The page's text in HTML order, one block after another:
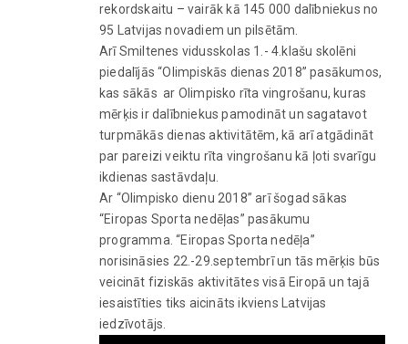
rekordskaitu – vairāk kā 145 000 dalībniekus no
95 Latvijas novadiem un pilsētām.
Arī Smiltenes vidusskolas 1.- 4.klašu skolēni
piedalījās “Olimpiskās dienas 2018” pasākumos,
kas sākās ar Olimpisko rīta vingrošanu, kuras
mērķis ir dalībniekus pamodināt un sagatavot
turpmākās dienas aktivitātēm, kā arī atgādināt
par pareizi veiktu rīta vingrošanu kā ļoti svarīgu
ikdienas sastāvdaļu.
Ar “Olimpisko dienu 2018” arī šogad sākas
“Eiropas Sporta nedēļas” pasākumu
programma. “Eiropas Sporta nedēļa”
norisināsies 22.-29.septembrī un tās mērķis būs
veicināt fiziskās aktivitātes visā Eiropā un tajā
iesaistīties tiks aicināts ikviens Latvijas
iedzīvotājs.